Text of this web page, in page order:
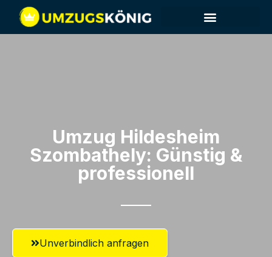
Umzug Hildesheim​
Szombathely: Günstig &
professionell​
Unverbindlich anfragen